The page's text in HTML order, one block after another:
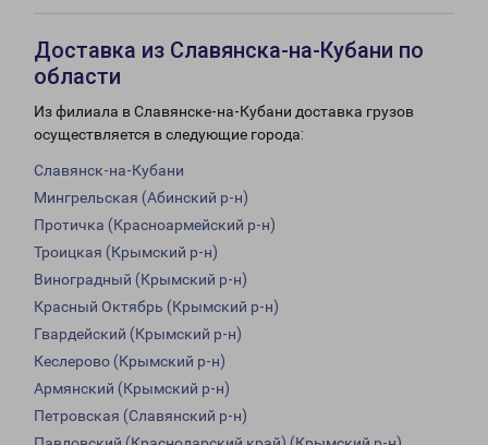
Доставка из Славянска-на-Кубани по
области
Из филиала в Славянске-на-Кубани доставка грузов
осуществляется в следующие города:
Славянск-на-Кубани
Мингрельская (Абинский р-н)
Протичка (Красноармейский р-н)
Троицкая (Крымский р-н)
Виноградный (Крымский р-н)
Красный Октябрь (Крымский р-н)
Гвардейский (Крымский р-н)
Кеслерово (Крымский р-н)
Армянский (Крымский р-н)
Петровская (Славянский р-н)